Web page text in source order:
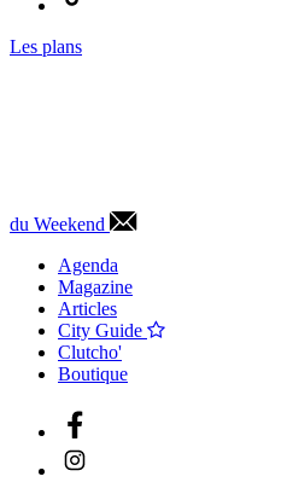
Les plans
du Weekend
Agenda
Magazine
Articles
City Guide
Clutcho'
Boutique